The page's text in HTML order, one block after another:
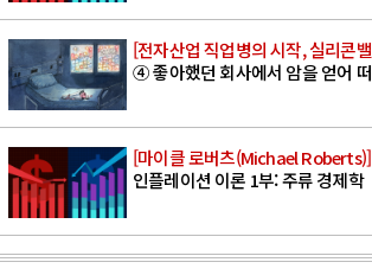
[전자산업 직업병의 시작, 실리콘
④ 좋아했던 회사에서 암을 얻어
[마이클 로버츠(Michael Roberts)]
인플레이션 이론 1부: 주류 경제학